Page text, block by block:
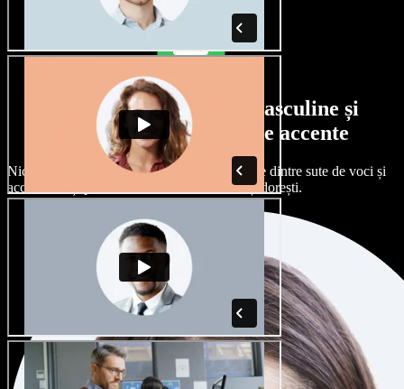
Selecție largă de voci masculine și
feminine, cu tot felul de accente
Niciun proiect nu trebuie să sune la fel. Alege dintre sute de voci și
accente AI și personalizează-le exact cum îți dorești.